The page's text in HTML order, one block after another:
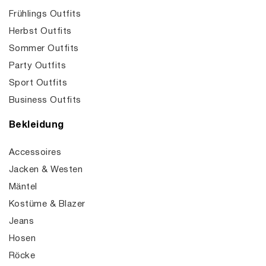
Frühlings Outfits
Herbst Outfits
Sommer Outfits
Party Outfits
Sport Outfits
Business Outfits
Bekleidung
Accessoires
Jacken & Westen
Mäntel
Kostüme & Blazer
Jeans
Hosen
Röcke